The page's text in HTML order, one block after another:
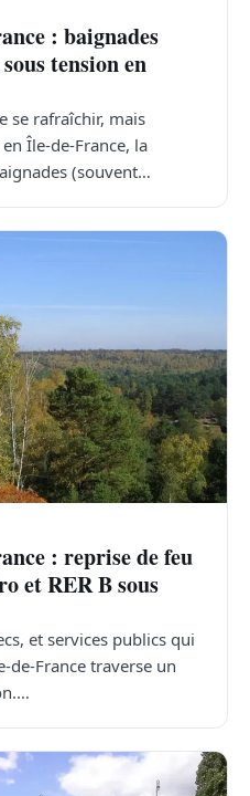
: baignades
tension en
se rafraîchir, mais
Île-de-France, la
(souvent…
: reprise de feu
et RER B sous
et services publics qui
de-France traverse un